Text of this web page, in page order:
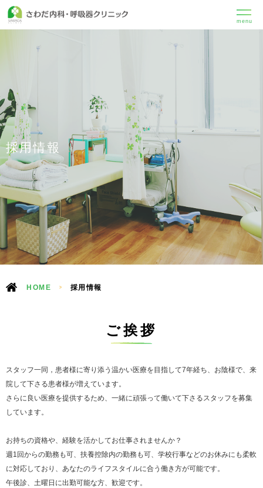
menu
採用情報
HOME > 採用情報
ご挨拶
スタッフ一同，患者様に寄り添う温かい医療を目指して7年経ち、お陰様で、来
院して下さる患者様が増えています。
さらに良い医療を提供するため、一緒に頑張って働いて下さるスタッフを募集
しています。
お持ちの資格や、経験を活かしてお仕事されませんか？
週1回からの勤務も可、扶養控除内の勤務も可、学校行事などのお休みにも柔軟
に対応しており、あなたのライフスタイルに合う働き方が可能です。
午後診、土曜日に出勤可能な方、歓迎です。